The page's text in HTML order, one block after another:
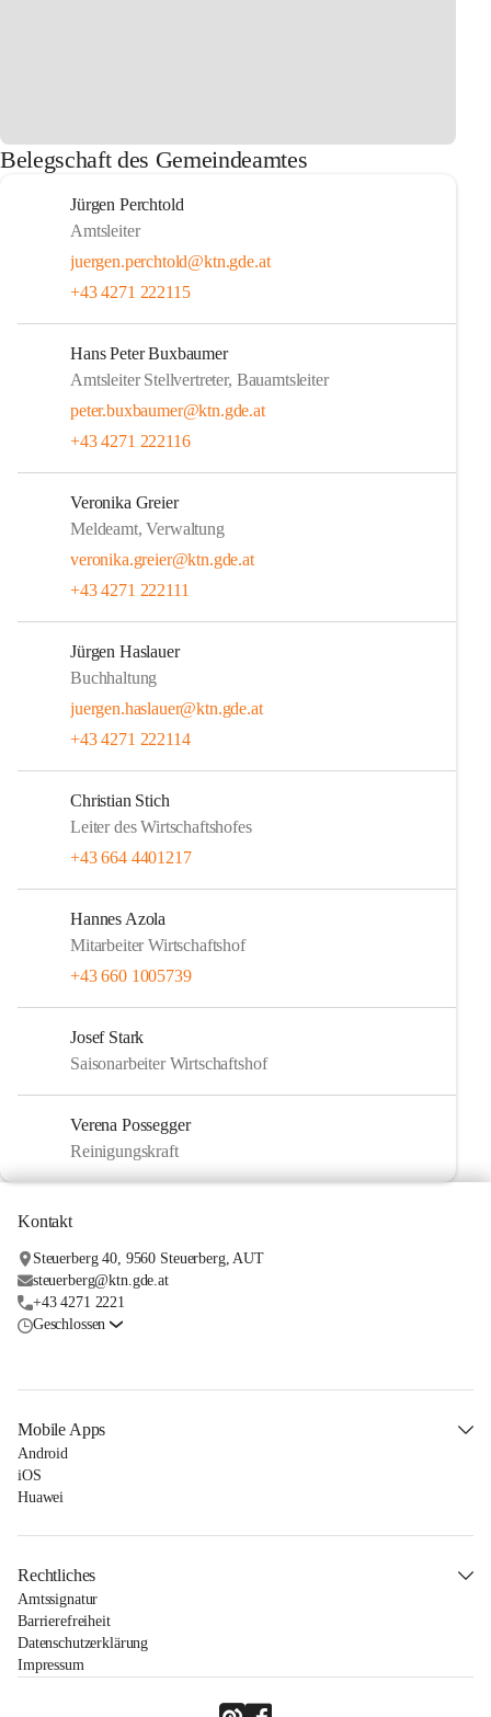
Belegschaft des Gemeindeamtes
Jürgen Perchtold
Amtsleiter
juergen.perchtold@ktn.gde.at
+43 4271 222115
Hans Peter Buxbaumer
Amtsleiter Stellvertreter, Bauamtsleiter
peter.buxbaumer@ktn.gde.at
+43 4271 222116
Veronika Greier
Meldeamt, Verwaltung
veronika.greier@ktn.gde.at
+43 4271 222111
Jürgen Haslauer
Buchhaltung
juergen.haslauer@ktn.gde.at
+43 4271 222114
Christian Stich
Leiter des Wirtschaftshofes
+43 664 4401217
Hannes Azola
Mitarbeiter Wirtschaftshof
+43 660 1005739
Josef Stark
Saisonarbeiter Wirtschaftshof
Verena Possegger
Reinigungskraft
Kontakt
Steuerberg 40, 9560 Steuerberg, AUT
steuerberg@ktn.gde.at
+43 4271 2221
Geschlossen
Mobile Apps
Android
iOS
Huawei
Rechtliches
Amtssignatur
Barrierefreiheit
Datenschutzerklärung
Impressum